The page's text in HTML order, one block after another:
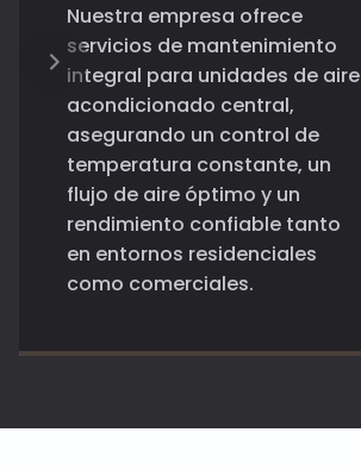
Nuestra empresa ofrece
servicios de mantenimiento
integral para unidades de aire
acondicionado central,
asegurando un control de
temperatura constante, un
flujo de aire óptimo y un
rendimiento confiable tanto
en entornos residenciales
como comerciales.